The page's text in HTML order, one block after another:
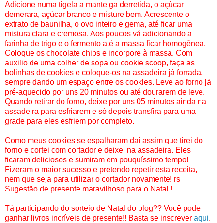
Adicione numa tigela a manteiga derretida, o açúcar
demerara, açúcar branco e misture bem. Acrescente o
extrato de baunilha, o ovo inteiro e gema, até ficar uma
mistura clara e cremosa. Aos poucos vá adicionando a
farinha de trigo e o fermento até a massa ficar homogênea.
Coloque os chocolate chips e incorpore à massa. Com
auxilio de uma colher de sopa ou cookie scoop, faça as
bolinhas de cookies e coloque-os na assadeira já forrada,
sempre dando um espaço entre os cookies. Leve ao forno já
pré-aquecido por uns 20 minutos ou até dourarem de leve.
Quando retirar do forno, deixe por uns 05 minutos ainda na
assadeira para esfriarem e só depois transfira para uma
grade para eles esfriem por completo.
Como meus cookies se espalharam daí assim que tirei do
forno e cortei com cortador e deixei na assadeira. Eles
ficaram deliciosos e sumiram em pouquíssimo tempo!
Fizeram o maior sucesso e pretendo repetir esta receita,
nem que seja para utilizar o cortador novamente! rs
Sugestão de presente maravilhoso para o Natal !
Tá participando do sorteio de Natal do blog?? Você pode
ganhar livros incríveis de presente!! Basta se inscrever aqui.